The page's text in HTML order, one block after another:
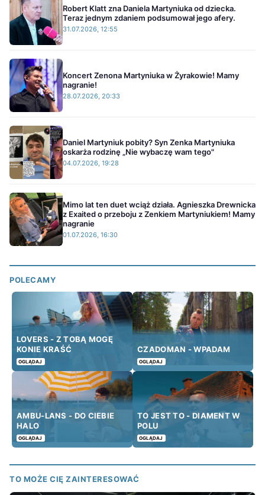
Robert Klatt zna Daniela Martyniuka od dziecka.
Teraz jednym zdaniem podsumował jego afery.
31.07.2026, 12:55
Koncert Zenona Martyniuka w Żyrakowie! Mamy
nagranie!
28.07.2026, 20:33
Daniel Martyniuk pobity? Syn Zenka Martyniuka
oskarża rodzinę „Nie wybaczę wam tego"
04.07.2026, 19:28
Mimo lat ten duet wciąż działa. Agnieszka Drewnicka
z Exaited o przeboju z Zenkiem Martyniukiem! Mamy
nagranie
01.07.2026, 16:30
POLECAMY
LOVERS - Z TOBĄ MOGĘ
KONIE KRAŚĆ
OGLĄDAJ
CZADOMAN - WPADAM
OGLĄDAJ
AMBU-LANS - DO CIEBIE
HALO
OGLĄDAJ
TO JEST TO - DIAMENT W
POLU
OGLĄDAJ
TO MOŻE CIĘ ZAINTERESOWAĆ